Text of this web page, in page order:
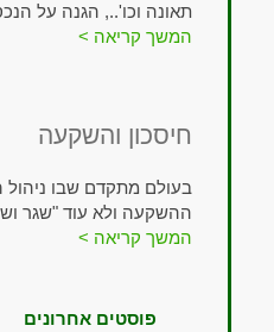
תאונה וכו'.., הגנה על
המשך קריאה >
חיסכון והשקעה
בעולם מתקדם שבו ניהול
ההשקעה ולא עוד "שגר
המשך קריאה >
פוסטים אחרונים